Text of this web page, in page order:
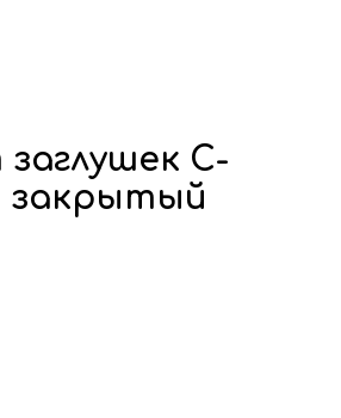
С-
закрытый